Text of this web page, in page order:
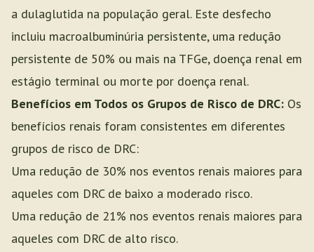
a dulaglutida na população geral. Este desfecho
incluiu macroalbuminúria persistente, uma redução
persistente de 50% ou mais na TFGe, doença renal em
estágio terminal ou morte por doença renal.
Benefícios em Todos os Grupos de Risco de DRC: Os
benefícios renais foram consistentes em diferentes
grupos de risco de DRC:
Uma redução de 30% nos eventos renais maiores para
aqueles com DRC de baixo a moderado risco.
Uma redução de 21% nos eventos renais maiores para
aqueles com DRC de alto risco.